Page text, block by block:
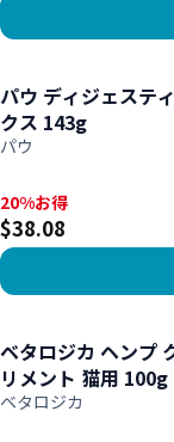
パウ ディジェステ
クス 143g
パウ
20%お得, $38.08
20%お得
$38.08
ベタロジカ ヘンプ
リメント 猫用 100g
ベタロジカ